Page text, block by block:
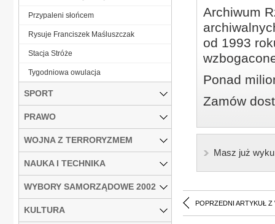
Archiwum
od 1993
Ponad
Zamów
Masz już
POPRZEDNI ARTYKUŁ Z
Przypaleni słońcem
Rysuje Franciszek Maśluszczak
Stacja Stróże
Tygodniowa owulacja
SPORT
PRAWO
WOJNA Z TERRORYZMEM
NAUKA I TECHNIKA
WYBORY SAMORZĄDOWE 2002
KULTURA